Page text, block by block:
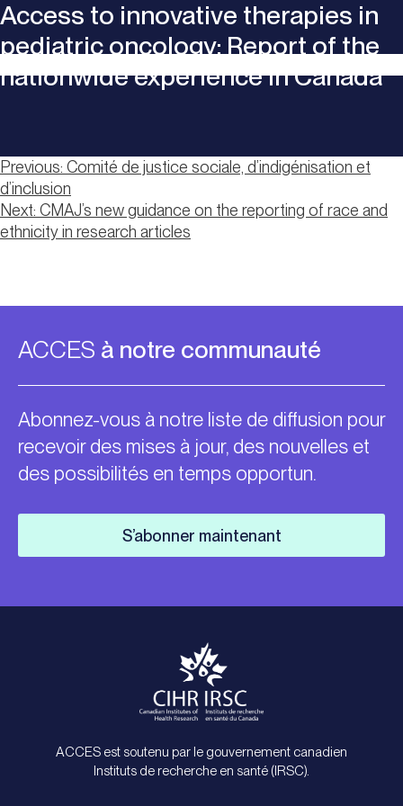
Access to innovative therapies in
pediatric oncology: Report of the
nationwide experience in Canada
Navigation
de
l’article
Previous: Comité de justice sociale, d’indigénisation et
d’inclusion
Next: CMAJ’s new guidance on the reporting of race and
ethnicity in research articles
ACCES à notre communauté
Abonnez-vous à notre liste de diffusion pour
recevoir des mises à jour, des nouvelles et
des possibilités en temps opportun.
S’abonner maintenant
ACCES est soutenu par le gouvernement canadien
Instituts de recherche en santé (IRSC).